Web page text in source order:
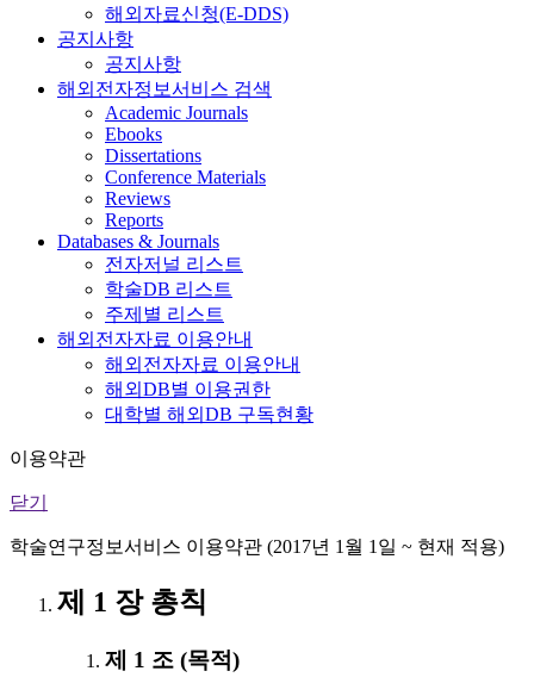
해외자료신청(E-DDS)
공지사항
공지사항
해외전자정보서비스 검색
Academic Journals
Ebooks
Dissertations
Conference Materials
Reviews
Reports
Databases & Journals
전자저널 리스트
학술DB 리스트
주제별 리스트
해외전자자료 이용안내
해외전자자료 이용안내
해외DB별 이용권한
대학별 해외DB 구독현황
이용약관
닫기
학술연구정보서비스 이용약관 (2017년 1월 1일 ~ 현재 적용)
제 1 장 총칙
제 1 조 (목적)